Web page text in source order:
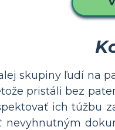
skupiny ľudí na
pristáli bez
ich túžbu
nevyhnutným